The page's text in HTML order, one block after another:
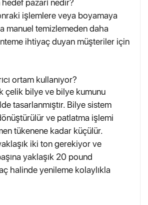
işlemlere veya boyamaya
manuel temizlemeden daha
ihtiyaç duyan müşteriler için
ortam kullanıyor?
çelik bilye ve bilye kumunu
tasarlanmıştır. Bilye sistem
ve patlatma işlemi
tükenene kadar küçülür.
iki ton gerekiyor ve
yaklaşık 20 pound
halinde yenileme kolaylıkla